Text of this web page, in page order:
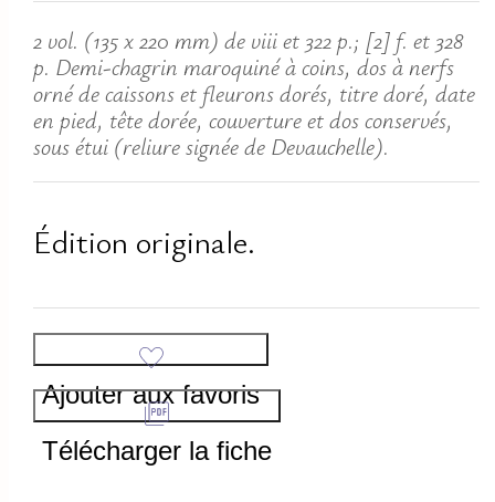
2 vol. (135 x 220 mm) de viii et 322 p.; [2] f. et 328
p. Demi-chagrin maroquiné à coins, dos à nerfs
orné de caissons et fleurons dorés, titre doré, date
en pied, tête dorée, couverture et dos conservés,
sous étui (reliure signée de Devauchelle).
Édition originale.
Ajouter aux favoris
Télécharger la fiche